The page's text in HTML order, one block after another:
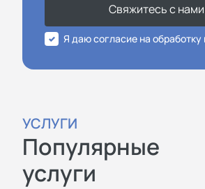
Свяжитесь с нами
Я даю согласие на
УСЛУГИ
Популярные
услуги